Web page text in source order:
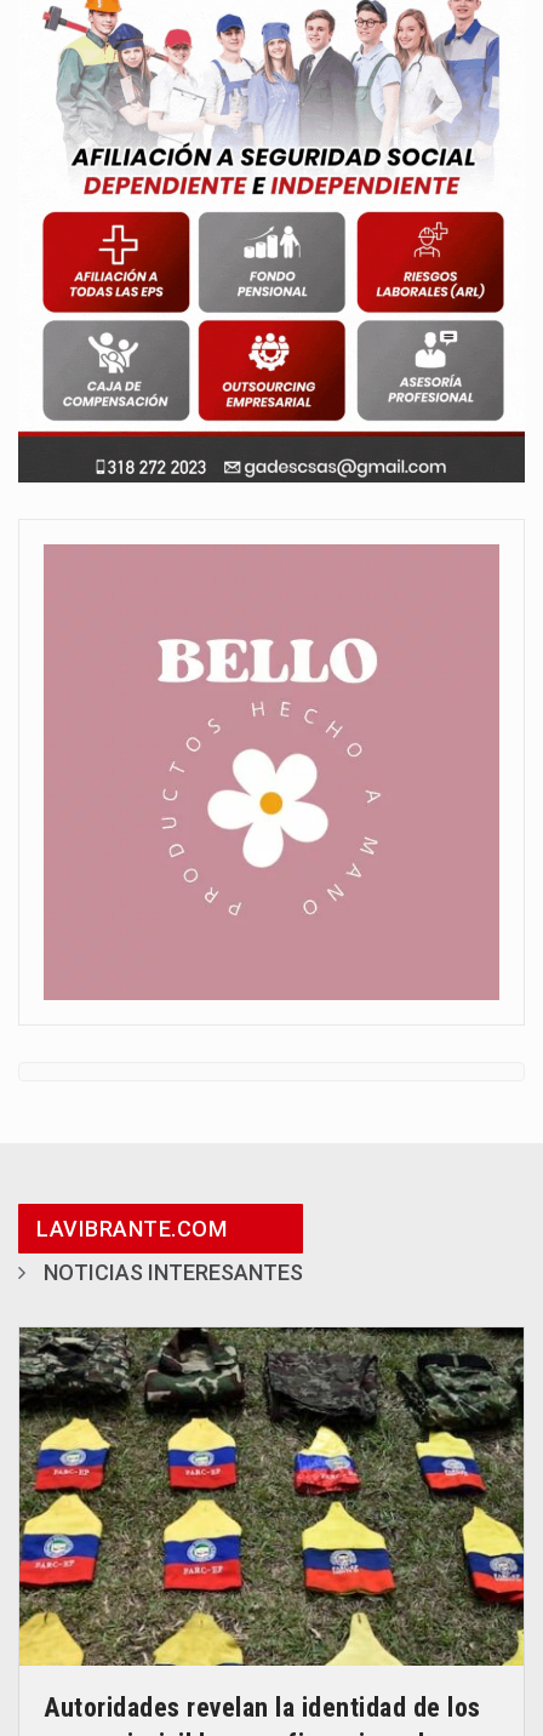
LAVIBRANTE.COM
NOTICIAS INTERESANTES
Autoridades revelan la identidad de los